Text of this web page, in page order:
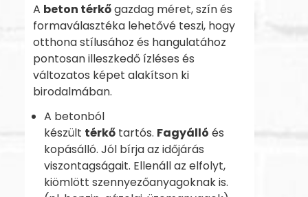
A beton térkőgazdag méret, szín és
formaválasztéka lehetővé teszi, hogy
otthona stílusához és hangulatához
pontosan illeszkedő ízléses és
változatos képet alakítson ki
birodalmában.
A betonból
készült térkő tartós. Fagyálló és
kopásálló. Jól bírja az időjárás
viszontagságait. Ellenáll az elfolyt,
kiömlött szennyezőanyagoknak is.